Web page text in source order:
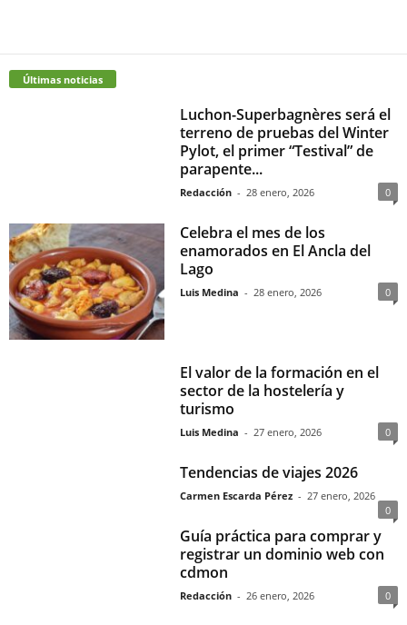
Últimas noticias
Luchon-Superbagnères será el
terreno de pruebas del Winter
Pylot, el primer “Testival” de
parapente...
Redacción - 28 enero, 2026 0
Celebra el mes de los
enamorados en El Ancla del
Lago
Luis Medina - 28 enero, 2026 0
El valor de la formación en el
sector de la hostelería y
turismo
Luis Medina - 27 enero, 2026 0
Tendencias de viajes 2026
Carmen Escarda Pérez - 27 enero, 2026
0
Guía práctica para comprar y
registrar un dominio web con
cdmon
Redacción - 26 enero, 2026 0